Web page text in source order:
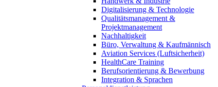
Digitalisierung & Technologie
Qualitätsmanagement &
Projektmanagement
Nachhaltigkeit
Büro, Verwaltung & Kaufmännisch
Aviation Services (Luftsicherheit)
HealthCare Training
Berufsorientierung & Bewerbung
Integration & Sprachen